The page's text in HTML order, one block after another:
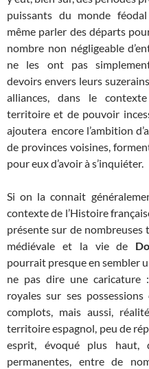
puissants du monde
même parler des départs
nombre non négligeable
ne les ont pas
devoirs envers leurs
alliances, dans le
territoire et de pouvoir
ajoutera encore l’ambition
de provinces voisines,
pour eux d’avoir à s’inquiéter.
Si on la connait
contexte de l’Histoire
présente sur de nombreuses
médiévale et la vie de
pourrait presque en sembler
ne pas dire une caricature
royales sur ses
complots, mais aussi,
territoire espagnol, peu de
esprit, évoqué plus haut,
permanentes, entre de